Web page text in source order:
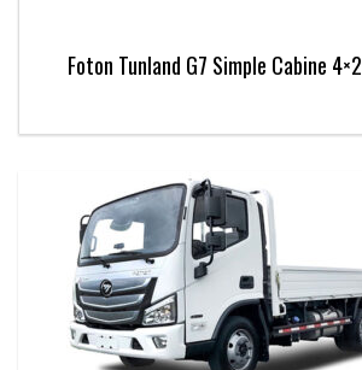
Foton Tunland G7 Simple Cabine 4×2